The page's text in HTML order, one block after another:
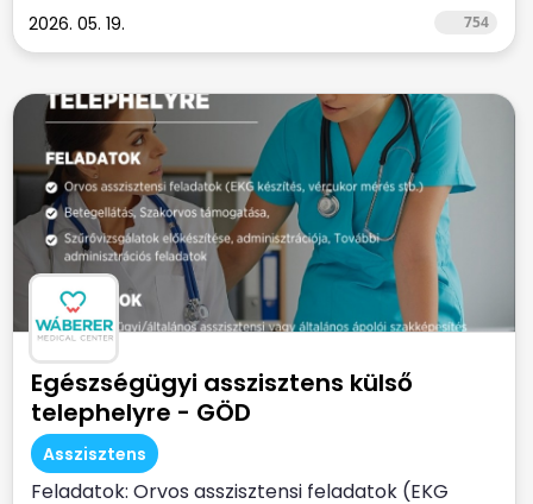
2026. 05. 19. 754
Egészségügyi asszisztens külső
telephelyre - GÖD
Asszisztens
Feladatok: Orvos asszisztensi feladatok (EKG